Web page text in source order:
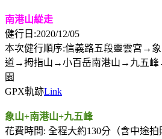
南港山緃走
健行日:2020/12/05
本次健行順序:信義路五段靈雲宮→
道→拇指山→小百岳南港山→九五
園
GPX軌跡Link
象山+南港山+九五峰
花費時間: 全程大約130分（含中途拍